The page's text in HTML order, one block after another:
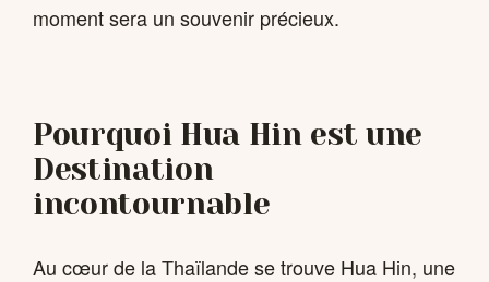
moment sera un souvenir précieux.
Pourquoi Hua Hin est une
Destination
incontournable
Au cœur de la Thaïlande se trouve Hua Hin, une